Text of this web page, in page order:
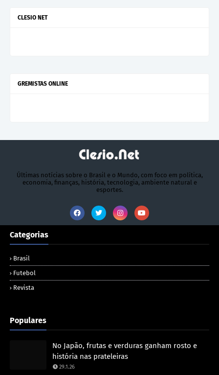
CLESIO NET
GREMISTAS ONLINE
Últimas notícias sobre o Brasil e o Mundo, com foco em política,
economia, finanças, história, tecnologia, ambiente natural e
esportes.
Categorias
Brasil
Futebol
Revista
Populares
No Japão, frutas e verduras ganham rosto e
história nas prateleiras
29.1.26